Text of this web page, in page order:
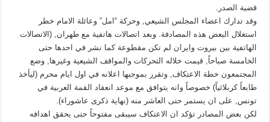
قضية الصدر.
وقد تدارك اعضاء المجلس الشيعي, وحركة “امل” وعائلة الامام خطر
استغلال البعض هذه المصادفة. وبعد اتصالات هاتفية مع طهران, (الاتصالات
الهاتفية بين بيروت وايران لم تكن مقطوعة كما نشر في احدها حتى
الخامسة صباحاً, قيمت خلاله التحركات والمواقف الشيعية وغيرها, وضع
المجتمعون خطة الاعتكاف, وتقرر بموجبها اعلانه في اول ايام محرم (ليأخذ
طابعاً كربلائياً) خصوصاً وانه يتوافق مع موعد انعقاد القمة العربية في
تونس, على ان يستمر حتى العاشر منه (نهاية ذكرى عاشوراء).
لكن بعض المصادر تؤكد ان الاعتكاف سيبقى مفتوحاً حتى يحقق اهدافه